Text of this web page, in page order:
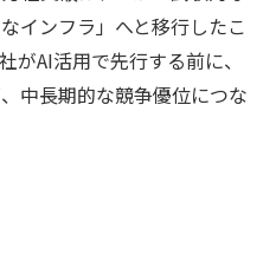
インフラ」へと移行したこ
がAI活用で先行する前に、
中長期的な競争優位につな